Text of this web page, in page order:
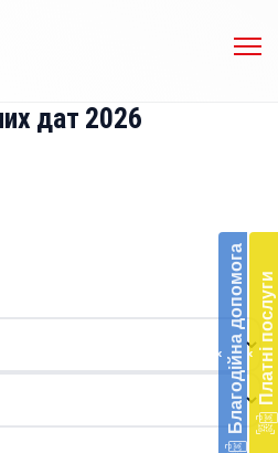
‹ Благодійна допомогав
‹ Платні послуги
дат 2026